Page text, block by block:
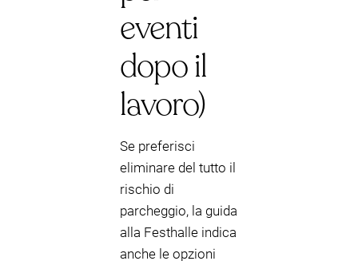
eventi
dopo il
lavoro)
Se preferisci
eliminare del tutto il
rischio di
parcheggio, la guida
alla Festhalle indica
anche le opzioni